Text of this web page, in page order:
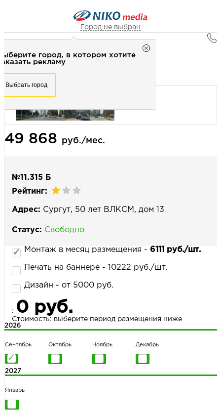
Город не выбран
город, в котором хотите
рекламу
Выбрать город
Город не выбран
Рекламное агентство НИКО-медиа
+7 (3462) 550-877
Выберите свой город
НАПИСАТЬ НАМ
Наружная реклама
Билборд 3х6 (сторона Б) - Статика
49 868 руб./мес.
№11.315 Б
Рейтинг:
Адрес: Сургут, 50 лет ВЛКСМ, дом 13
Статус: Свободно
Монтаж в месяц размещения - 6111 руб./шт.
Печать на баннере - 10222 руб./шт.
Дизайн - от 5000 руб.
: 0 руб.
Стоимость: выберите период размещения ниже
2026
Сентябрь Октябрь Ноябрь Декабрь
2027
Январь